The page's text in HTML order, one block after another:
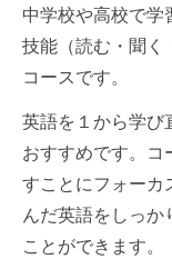
中学校や高校で学
技能（読む・聞く
コースです。
英語を１から学び
おすすめです。
すことにフォーカ
んだ英語をしっか
ことができます。